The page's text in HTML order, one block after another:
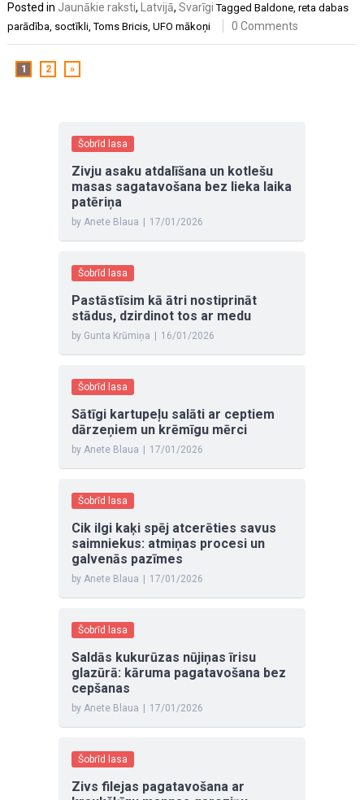
Posted in Jaunākie raksti, Latvijā,Svarīgi TaggedBaldone,reta dabas
parādība, soctīkli,Toms Bricis,UFO mākoņi 0 Comments
1 2 »
Šobrīd lasa
Zivju asaku atdalīšana un kotlešu
masas sagatavošana bez lieka laika
patēriņa
by Anete Blaua | 17/01/2026
Šobrīd lasa
Pastāstīsim kā ātri nostiprināt
stādus, dzirdinot tos ar medu
by Gunta Krūmiņa | 16/01/2026
Šobrīd lasa
Sātīgi kartupeļu salāti ar ceptiem
dārzeņiem un krēmīgu mērci
by Anete Blaua | 17/01/2026
Šobrīd lasa
Cik ilgi kaķi spēj atcerēties savus
saimniekus: atmiņas procesi un
galvenās pazīmes
by Anete Blaua | 17/01/2026
Šobrīd lasa
Saldās kukurūzas nūjiņas īrisu
glazūrā: kāruma pagatavošana bez
cepšanas
by Anete Blaua | 17/01/2026
Šobrīd lasa
Zivs filejas pagatavošana ar